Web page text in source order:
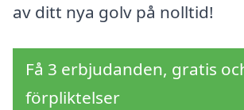
av ditt nya golv på nolltid!
Få 3 erbjudanden, gratis
förpliktelser